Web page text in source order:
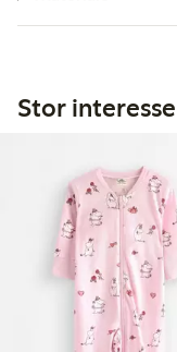
Stor